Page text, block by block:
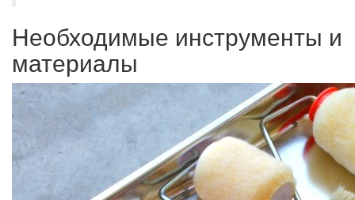
Необходимые инструменты и
материалы